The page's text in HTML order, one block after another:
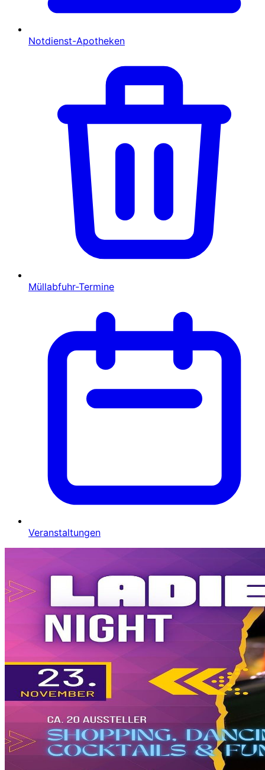
Notdienst-Apotheken
Müllabfuhr-Termine
Veranstaltungen